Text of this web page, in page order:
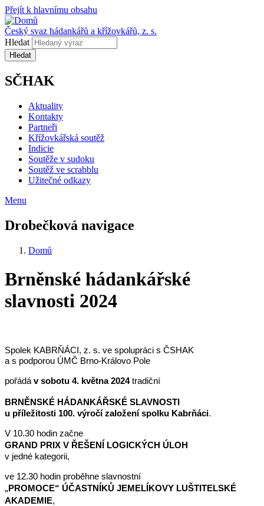
Přejít k hlavnímu obsahu
Český svaz hádankářů a křížovkářů, z. s.
Hledat
SČHAK
Aktuality
Kontakty
Partneři
Křížovkářská soutěž
Indicie
Soutěže v sudoku
Soutěž ve scrabblu
Užitečné odkazy
Menu
Drobečková navigace
Domů
Brněnské hádankářské
slavnosti 2024
Spolek KABRŇÁCI, z. s. ve spolupráci s ČSHAK
a s podporou ÚMČ Brno-Královo Pole
pořádá v sobotu 4. května 2024tradiční
BRNĚNSKÉ HÁDANKÁŘSKÉ SLAVNOSTI
u příležitosti 100. výročí založení spolku Kabrňáci.
V 10.30 hodin začne
GRAND PRIX V ŘEŠENÍ LOGICKÝCH ÚLOH
v jedné kategorii,
ve 12.30 hodin proběhne slavnostní
„PROMOCE“ ÚČASTNÍKŮ JEMELÍKOVY LUŠTITELSKÉ
AKADEMIE,